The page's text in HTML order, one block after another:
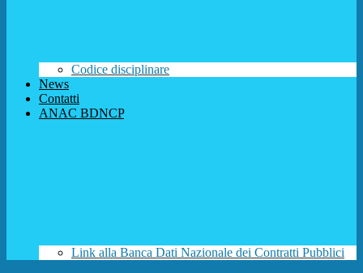
Codice disciplinare
News
Contatti
ANAC BDNCP
Link alla Banca Dati Nazionale dei Contratti Pubblici